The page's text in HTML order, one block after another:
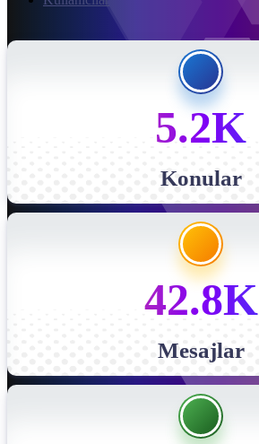
5.2K
Konular
42.8K
Mesajlar